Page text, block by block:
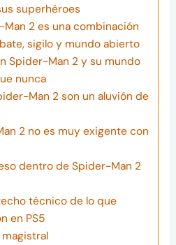
superhéroes
2 es una combinación
sigilo y mundo abierto
Spider-Man 2 y su mundo
nunca
Man 2 son un aluvión de
2 no es muy exigente con
dentro de Spider-Man 2
técnico de lo que
en PS5